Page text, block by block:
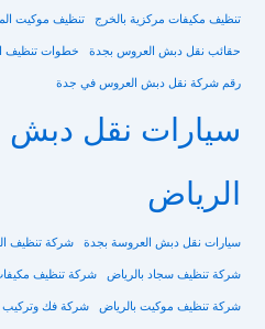
تنظيف مكيفات مركزية بالخرج تنظيف موكيت
حقائب نقل دبش العروس بجدة خطوات تنظيف
رقم شركة نقل دبش العروس في جدة
سيارات نقل دبش
الرياض
سيارات نقل دبش العروسة بجدة شركة تنظيف
شركة تنظيف سجاد بالرياض شركة تنظيف
شركة تنظيف موكيت بالرياض شركة فك وتركيب